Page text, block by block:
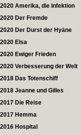
2020 Amerika, die Infektion
2020 Der Fremde
2020 Der Durst der Hyäne
2020 Elsa
2020 Ewiger Frieden
2020 Verbesserung der Welt
2018 Das Totenschiff
2018 Jeanne und Gilles
2017 Die Reise
2017 Hemma
2016 Hospital